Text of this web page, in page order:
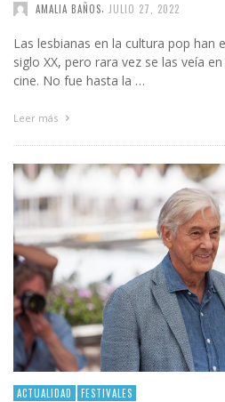
AMALIA BAÑOS JULIO 27, 2022
Las lesbianas en la cultura pop han
siglo XX, pero rara vez se las veía
cine. No fue hasta la …
Leer más
ACTUALIDAD FESTIVALES